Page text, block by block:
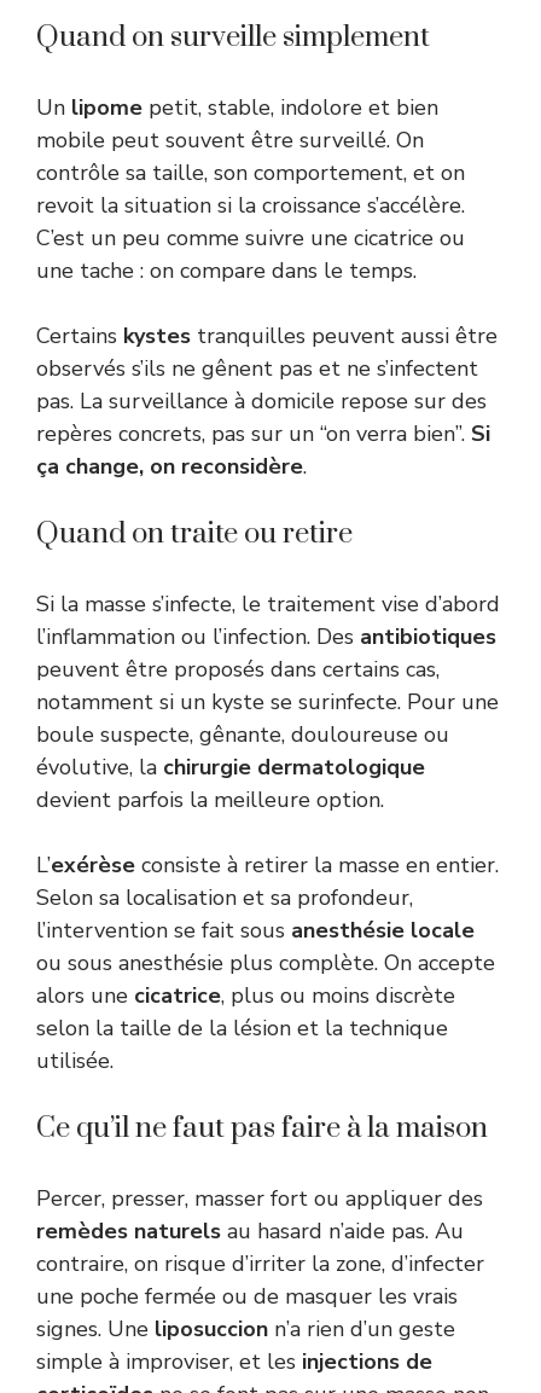
Quand on surveille simplement
Un lipome petit, stable, indolore et bien
mobile peut souvent être surveillé. On
contrôle sa taille, son comportement, et on
revoit la situation si la croissance s’accélère.
C’est un peu comme suivre une cicatrice ou
une tache : on compare dans le temps.
Certains kystes tranquilles peuvent aussi être
observés s’ils ne gênent pas et ne s’infectent
pas. La surveillance à domicile repose sur des
repères concrets, pas sur un “on verra bien”. Si
ça change, on reconsidère.
Quand on traite ou retire
Si la masse s’infecte, le traitement vise d’abord
l’inflammation ou l’infection. Des antibiotiques
peuvent être proposés dans certains cas,
notamment si un kyste se surinfecte. Pour une
boule suspecte, gênante, douloureuse ou
évolutive, la chirurgie dermatologique
devient parfois la meilleure option.
L’exérèse consiste à retirer la masse en entier.
Selon sa localisation et sa profondeur,
l’intervention se fait sous anesthésie locale
ou sous anesthésie plus complète. On accepte
alors une cicatrice, plus ou moins discrète
selon la taille de la lésion et la technique
utilisée.
Ce qu’il ne faut pas faire à la maison
Percer, presser, masser fort ou appliquer des
remèdes naturels au hasard n’aide pas. Au
contraire, on risque d’irriter la zone, d’infecter
une poche fermée ou de masquer les vrais
signes. Une liposuccion n’a rien d’un geste
simple à improviser, et les injections de